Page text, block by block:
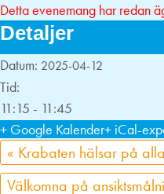
Detta evenemang har redan
Detaljer
Datum: 2025-04-12
Tid:
11:15 - 11:45
+ Google Kalender+ iCal-
« Krabaten hälsar på
Välkomna på